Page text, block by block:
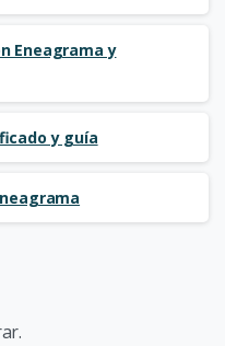
Eneagrama y
y guía